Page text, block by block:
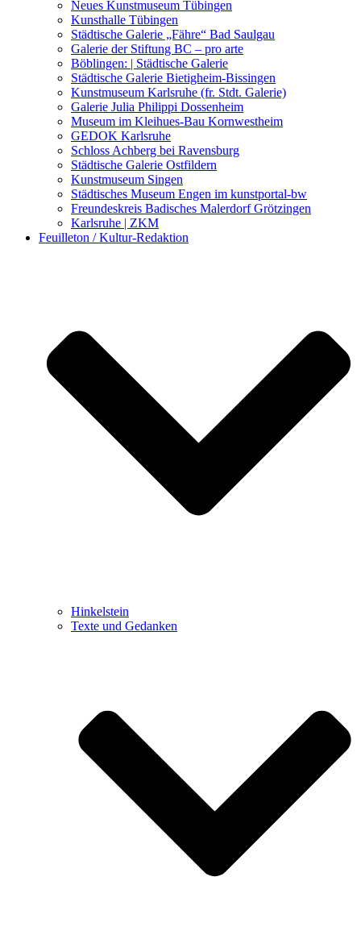
Kunstwettbewerbe, Ausschreibungen für Künstler
Neues Kunstmuseum Tübingen
Kunsthalle Tübingen
Städtische Galerie „Fähre“ Bad Saulgau
Galerie der Stiftung BC – pro arte
Böblingen: | Städtische Galerie
Städtische Galerie Bietigheim-Bissingen
Kunstmuseum Karlsruhe (fr. Stdt. Galerie)
Galerie Julia Philippi Dossenheim
Museum im Kleihues-Bau Kornwestheim
GEDOK Karlsruhe
Schloss Achberg bei Ravensburg
Städtische Galerie Ostfildern
Kunstmuseum Singen
Städtisches Museum Engen im kunstportal-bw
Freundeskreis Badisches Malerdorf Grötzingen
Karlsruhe | ZKM
Feuilleton / Kultur-Redaktion
Hinkelstein
Texte und Gedanken